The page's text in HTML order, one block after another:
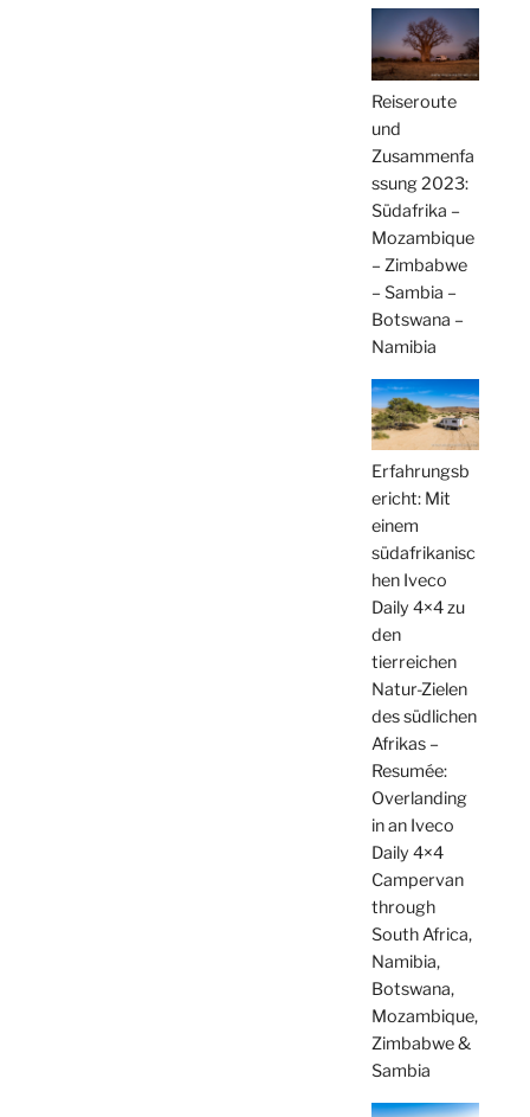
Reiseroute
und
Zusammenfa
ssung 2023:
Südafrika –
Mozambique
– Zimbabwe
– Sambia –
Botswana –
Namibia
Erfahrungsb
ericht: Mit
einem
südafrikanisc
hen Iveco
Daily 4×4 zu
den
tierreichen
Natur-Zielen
des südlichen
Afrikas –
Resumée:
Overlanding
in an Iveco
Daily 4×4
Campervan
through
South Africa,
Namibia,
Botswana,
Mozambique,
Zimbabwe &
Sambia